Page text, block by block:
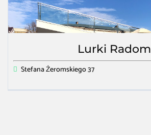
Lurki Radom
Stefana Żeromskiego 37